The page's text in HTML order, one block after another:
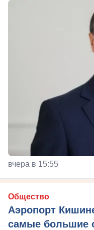
вчера в 15:55
Общество
Аэропорт
самые большие